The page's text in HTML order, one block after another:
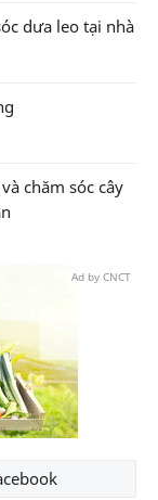
dưa leo tại nhà
chăm sóc cây
Ad by CNCT